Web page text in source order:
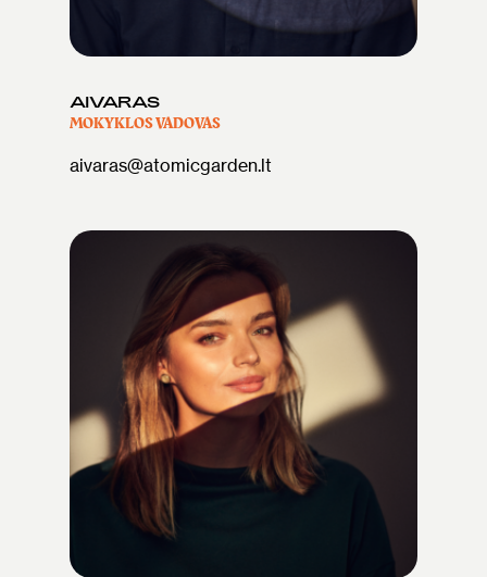
AIVARAS
MOKYKLOS VADOVAS
aivaras@atomicgarden.lt